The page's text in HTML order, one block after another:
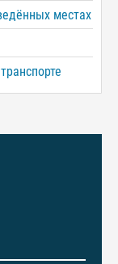
местах